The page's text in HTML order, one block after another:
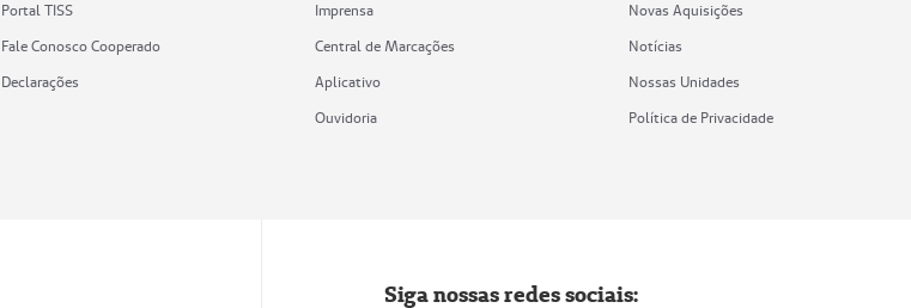
Portal TISS
Fale Conosco Cooperado
Declarações
Imprensa
Central de Marcações
Aplicativo
Ouvidoria
Novas Aquisições
Notícias
Nossas Unidades
Política de Privacidade
Siga nossas redes sociais: